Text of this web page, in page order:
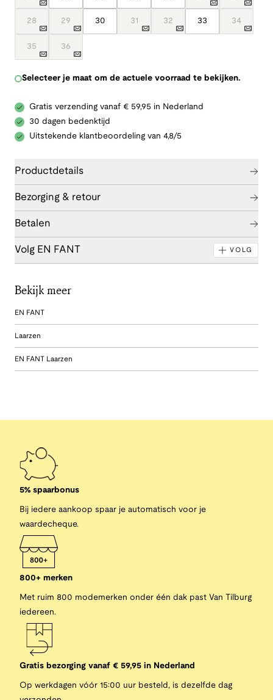
28 29 30 31 32 33 34
35 36
Selecteer je maat om de actuele voorraad te bekijken.
Gratis verzending vanaf € 59,95 in Nederland
30 dagen bedenktijd
Uitstekende klantbeoordeling van 4,8/5
Productdetails
Bezorging & retour
Betalen
Volg EN FANT VOLG
Bekijk meer
EN FANT
Laarzen
EN FANT Laarzen
5% spaarbonus
Bij iedere aankoop spaar je automatisch voor je
waardecheque.
800+ merken
Met ruim 800 modemerken onder één dak past Van Tilburg
iedereen.
Gratis bezorging vanaf € 59,95 in Nederland
Op werkdagen vóór 15:00 uur besteld, is dezelfde dag